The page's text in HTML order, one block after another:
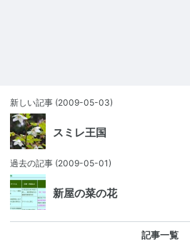
新しい記事 (2009-05-03)
スミレ王国
過去の記事 (2009-05-01)
新屋の菜の花
記事一覧